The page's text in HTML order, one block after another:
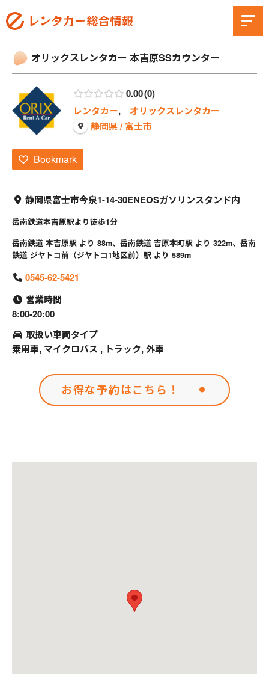
オリックスレンタカー 本吉原SSカウンター
0.00 0
レンタカー, オリックスレンタカー
静岡県 / 富士市
Bookmark
静岡県富士市今泉1-14-30ENEOSガソリンスタンド内
岳南鉄道本吉原駅より徒歩1分
岳南鉄道 本吉原駅 より 88m、岳南鉄道 吉原本町駅 より 322m、岳南
鉄道 ジヤトコ前（ジヤトコ1地区前）駅 より 589m
0545-62-5421
営業時間
8:00-20:00
取扱い車両タイプ
乗用車, マイクロバス , トラック, 外車
お得な予約はこちら！